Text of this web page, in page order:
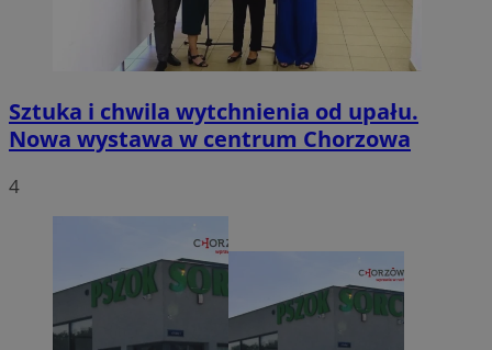
Sztuka i chwila wytchnienia od upału.
Nowa wystawa w centrum Chorzowa
4